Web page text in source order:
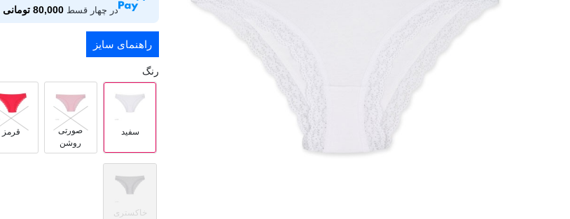
در چهار قسط 80,000 تومانی
راهنمای سایز
رنگ
سفید
صورتی
روشن
قرمز
خاکستری